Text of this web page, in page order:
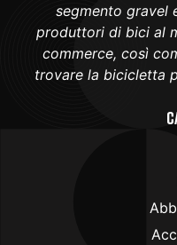
segmento gravel
produttori di bici al
commerce, così
trovare la bicicletta